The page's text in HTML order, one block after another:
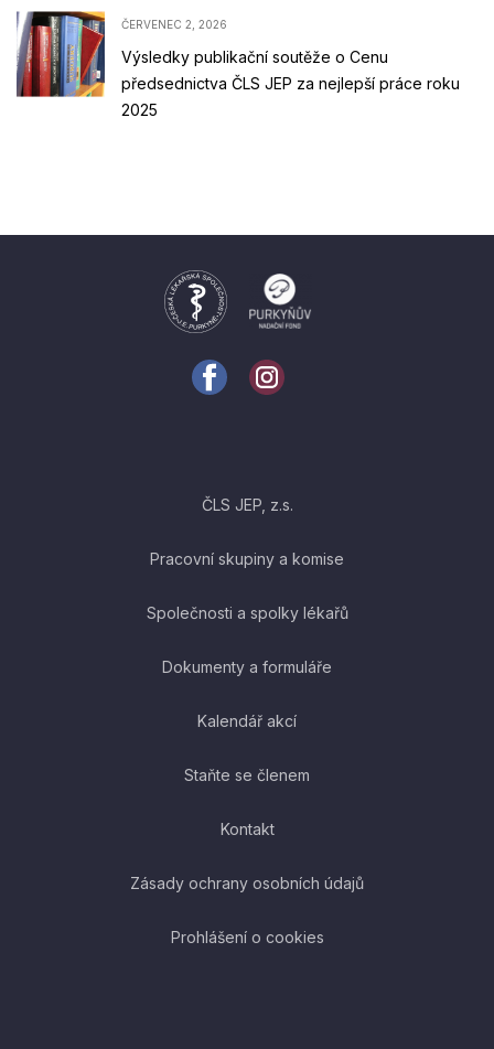
ČERVENEC 2, 2026
Výsledky publikační soutěže o Cenu
předsednictva ČLS JEP za nejlepší práce roku
2025
ČLS JEP, z.s.
Pracovní skupiny a komise
Společnosti a spolky lékařů
Dokumenty a formuláře
Kalendář akcí
Staňte se členem
Kontakt
Zásady ochrany osobních údajů
Prohlášení o cookies